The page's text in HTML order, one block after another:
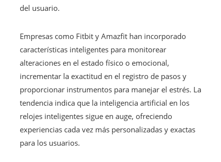
del usuario.
Empresas como Fitbit y Amazfit han incorporado
características inteligentes para monitorear
alteraciones en el estado físico o emocional,
incrementar la exactitud en el registro de pasos y
proporcionar instrumentos para manejar el estrés. La
tendencia indica que la inteligencia artificial en los
relojes inteligentes sigue en auge, ofreciendo
experiencias cada vez más personalizadas y exactas
para los usuarios.